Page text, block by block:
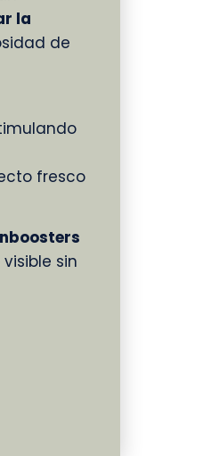
la
de
fresco
sin